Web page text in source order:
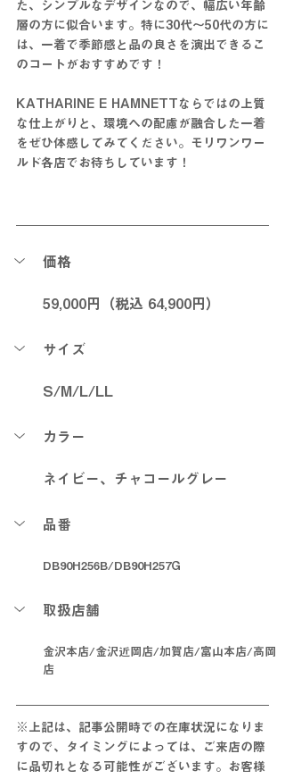
た、シンプルなデザインなので、幅広い年齢
層の方に似合います。特に30代～50代の方に
は、一着で季節感と品の良さを演出できるこ
のコートがおすすめです！
KATHARINE E HAMNETTならではの上質
な仕上がりと、環境への配慮が融合した一着
をぜひ体感してみてください。モリワンワー
ルド各店でお待ちしています！
価格
59,000円（税込 64,900円）
サイズ
S/M/L/LL
カラー
ネイビー、チャコールグレー
品番
DB90H256B/DB90H257G
取扱店舗
金沢本店/金沢近岡店/加賀店/富山本店/高岡
店
※上記は、記事公開時での在庫状況になりま
すので、タイミングによっては、ご来店の際
に品切れとなる可能性がございます。お客様